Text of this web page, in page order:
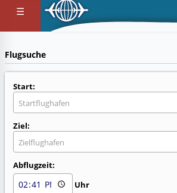
☰
Flugsuche
Start:
Startflughafen
Ziel:
Zielflughafen
Abflugzeit:
Uhr